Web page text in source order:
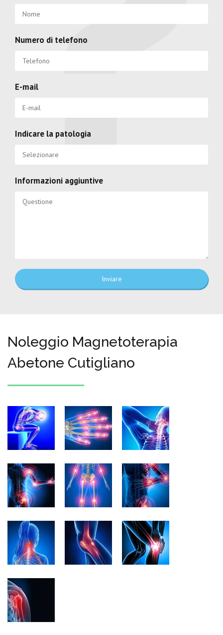
Numero di telefono
E-mail
Indicare la patologia
Informazioni aggiuntive
Inviare
Noleggio Magnetoterapia
Abetone Cutigliano